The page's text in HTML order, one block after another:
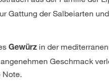
Gattung der Salbeiarten
Gewürz in der
Geschmack
Note.